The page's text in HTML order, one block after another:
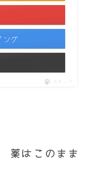
薬はこのまま
ング
ポチップ